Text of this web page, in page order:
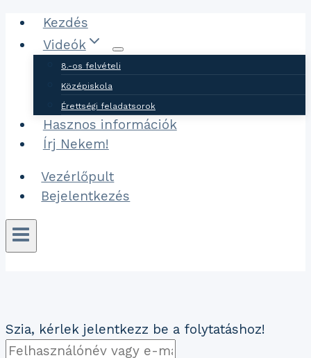
Ugrás
tartalomhoz
Kezdés
Videók
8.-os felvételi
Középiskola
Érettségi feladatsorok
Hasznos információk
Írj Nekem!
Vezérlőpult
Bejelentkezés
Szia, kérlek jelentkezz be a folytatáshoz!